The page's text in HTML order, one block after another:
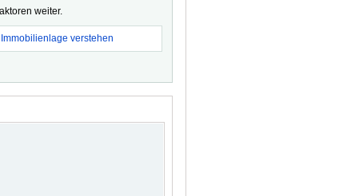
weiter.
Immobilienlage verstehen